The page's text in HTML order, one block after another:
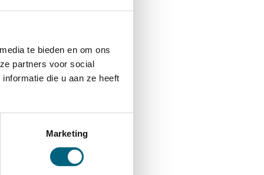
te bieden en om ons
partners voor social
die u aan ze heeft
Marketing